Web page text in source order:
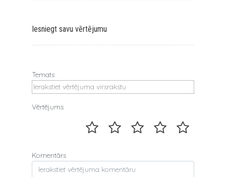
Iesniegt savu vērtējumu
Temats
Vērtējums
Komentārs